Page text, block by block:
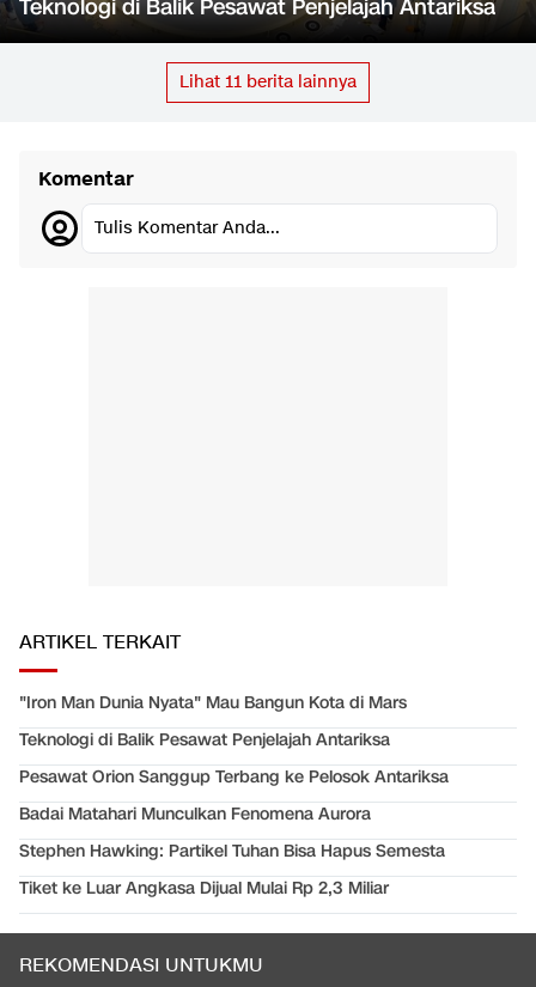
Teknologi di Balik Pesawat Penjelajah Antariksa
Lihat 11 berita lainnya
Komentar
Tulis Komentar Anda...
ARTIKEL TERKAIT
"Iron Man Dunia Nyata" Mau Bangun Kota di Mars
Teknologi di Balik Pesawat Penjelajah Antariksa
Pesawat Orion Sanggup Terbang ke Pelosok Antariksa
Badai Matahari Munculkan Fenomena Aurora
Stephen Hawking: Partikel Tuhan Bisa Hapus Semesta
Tiket ke Luar Angkasa Dijual Mulai Rp 2,3 Miliar
REKOMENDASI UNTUKMU